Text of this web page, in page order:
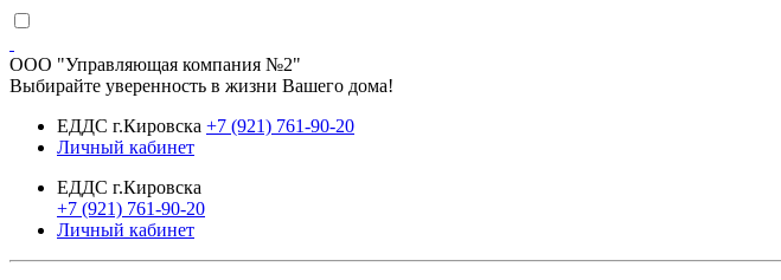
ООО "Управляющая компания №2"
Выбирайте уверенность в жизни Вашего дома!
ЕДДС г.Кировска +7 (921) 761-90-20
Личный кабинет
ЕДДС г.Кировска
+7 (921) 761-90-20
Личный кабинет